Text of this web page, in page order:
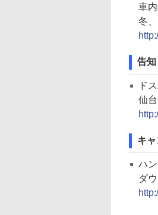
車
冬
告知
ド
仙
キ
ハ
ダ